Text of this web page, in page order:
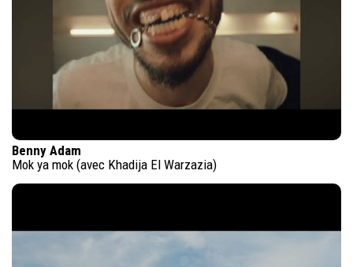
Benny Adam
Mok ya mok (avec Khadija El Warzazia)